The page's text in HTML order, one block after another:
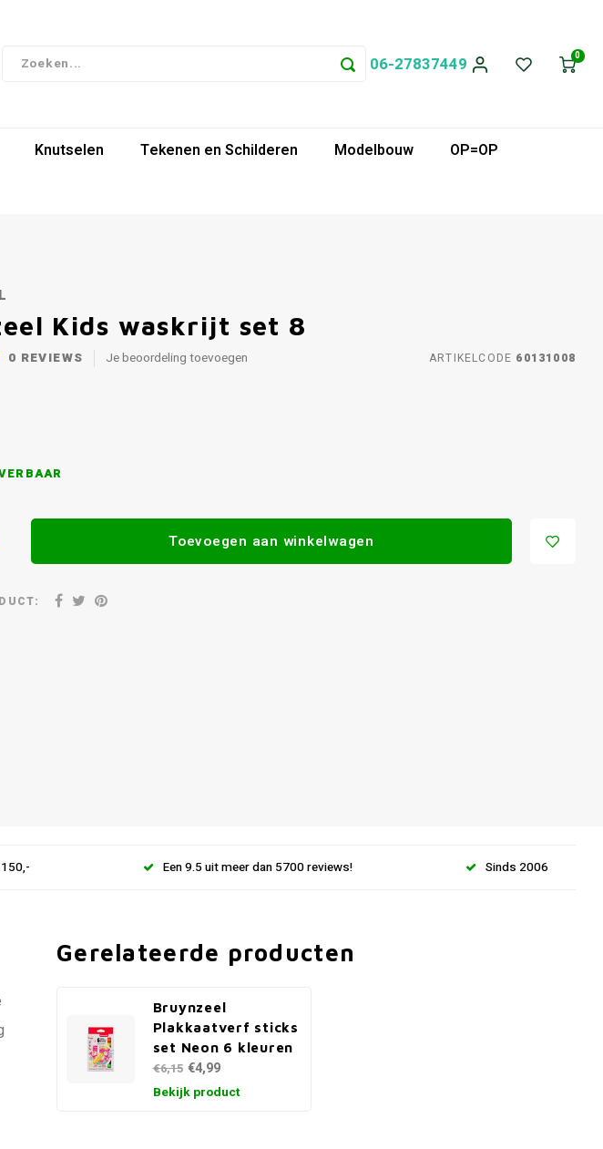
06-27837449 0
Knutselen Tekenen en Schilderen Modelbouw
OP=OP
Kids waskrijt set 8
0 REVIEWS Je beoordeling toevoegen ARTIKELCODE 60131008
Toevoegen aan winkelwagen
Een 9.5 uit meer dan 5700 reviews! Sinds 2006
Gerelateerde producten
Bruynzeel
Plakkaatverf sticks
set Neon 6 kleuren
€6,15 €4,99
Bekijk product